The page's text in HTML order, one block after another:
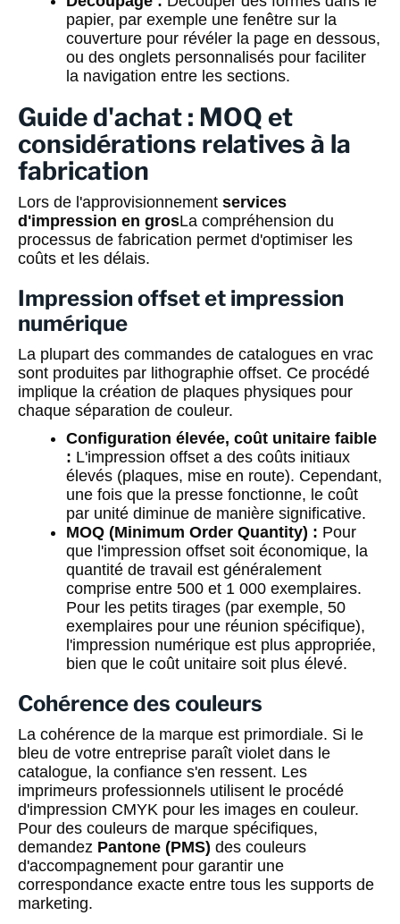
papier, par exemple une fenêtre sur la
couverture pour révéler la page en dessous,
ou des onglets personnalisés pour faciliter
la navigation entre les sections.
Guide d'achat : MOQ et
considérations relatives à la
fabrication
Lors de l'approvisionnement services
d'impression en grosLa compréhension du
processus de fabrication permet d'optimiser les
coûts et les délais.
Impression offset et impression
numérique
La plupart des commandes de catalogues en vrac
sont produites par lithographie offset. Ce procédé
implique la création de plaques physiques pour
chaque séparation de couleur.
Configuration élevée, coût unitaire faible
: L'impression offset a des coûts initiaux
élevés (plaques, mise en route). Cependant,
une fois que la presse fonctionne, le coût
par unité diminue de manière significative.
MOQ (Minimum Order Quantity) : Pour
que l'impression offset soit économique, la
quantité de travail est généralement
comprise entre 500 et 1 000 exemplaires.
Pour les petits tirages (par exemple, 50
exemplaires pour une réunion spécifique),
l'impression numérique est plus appropriée,
bien que le coût unitaire soit plus élevé.
Cohérence des couleurs
La cohérence de la marque est primordiale. Si le
bleu de votre entreprise paraît violet dans le
catalogue, la confiance s'en ressent. Les
imprimeurs professionnels utilisent le procédé
d'impression CMYK pour les images en couleur.
Pour des couleurs de marque spécifiques,
demandez Pantone (PMS) des couleurs
d'accompagnement pour garantir une
correspondance exacte entre tous les supports de
marketing.